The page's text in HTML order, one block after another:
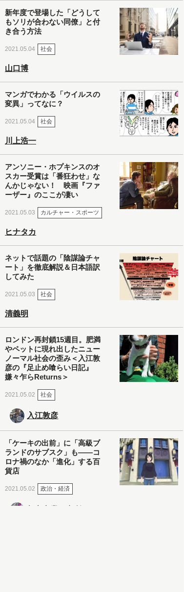
新年度で登場した「どうして
もソリが合わない同僚」と付
き合う方法
2021.05.04 社会
山口博
マンガでわかる「ウイルスの
変異」ってなに？
2021.05.04 社会
川上浩一
アンソニー・ホプキンスのオ
スカー受賞は「番狂わせ」な
んかじゃない！ 映画『ファ
ーザー』のここが凄い
2021.05.03 カルチャー・スポーツ
ヒナタカ
ネットで話題の「陰謀論チャ
ート」を徹底解説＆日本語訳
してみた
2021.05.03 社会
清義明
ロンドン再封鎖15週目。肥満
やペットに現れ出したニュー
ノーマル社会の歪み＜入江敦
彦の『足止め喰らい日記』
嫌々乍らReturns＞
2021.05.02 社会
入江敦彦
「ケーキの出前」に「高級ブ
ランドのサブスク」も――コ
ロナ禍のなか「進化」する百
貨店
2021.05.02 政治・経済